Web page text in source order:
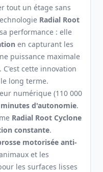
tout un étage sans
Radial Root
performance : elle
en capturant les
puissance maximale
cette innovation
long terme.
numérique (110 000
d'autonomie.
Radial Root Cyclone
constante.
motorisée anti-
et les
les surfaces lisses